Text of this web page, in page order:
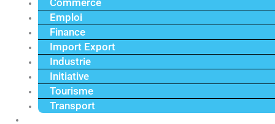
Commerce
Emploi
Finance
Import Export
Industrie
Initiative
Tourisme
Transport